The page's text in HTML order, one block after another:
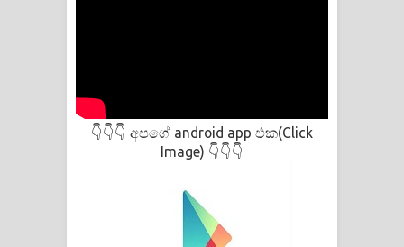
👇👇👇 අපගේ android app එක(Click
Image) 👇👇👇